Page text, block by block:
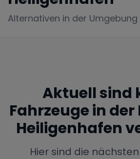
Mercedes BMW
Alternativen in der
Aktuell sind
Fahrzeuge in der
Heiligenhafen
Hier sind die